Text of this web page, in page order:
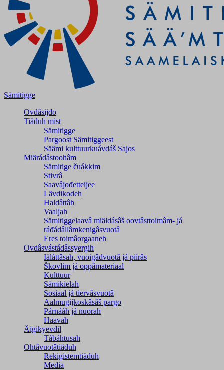
Sämitigge
Ovdâsijđo
Tiäđuh mist
Sämitigge
Pargoost Sämitiggeest
Säämi kulttuurkuávdáš Sajos
Miärádâstoohâm
Sämitige čuákkim
Stivrâ
Saavâjođetteijee
Lävdikodeh
Haldâttâh
Vaaljah
Sämitiggelaavâ miäldásâš oovtâsttoimâm- já
ráđádâllâmkenigâsvuotâ
Eres toimâorgaaneh
Ovdâsvástádâssyergih
Iäláttâsah, vuoigâdvuotâ já piirâs
Škovlim já oppâmateriaal
Kulttuur
Sämikielah
Sosiaal já tiervâsvuotâ
Aalmugijkoskâsâš pargo
Párnááh já nuorah
Haavah
Äigikyevdil
Tábáhtusah
Ohtâvuotâtiäđuh
Rekigistemtiäđuh
Media